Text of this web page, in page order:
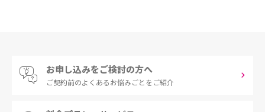
お申し込みをご検討の方へ
ご契約前のよくあるお悩みごとをご紹介